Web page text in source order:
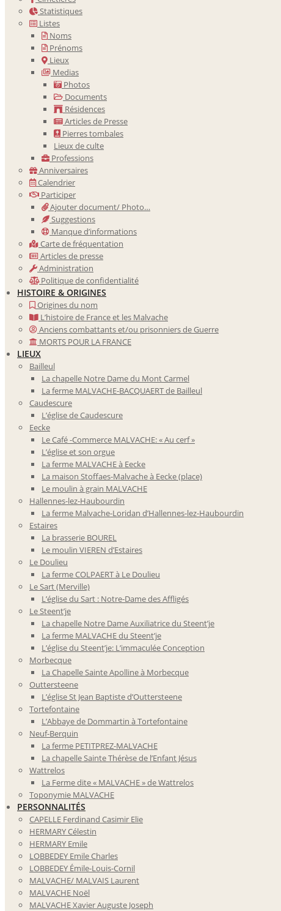
Statistiques
Listes
Noms
Prénoms
Lieux
Medias
Photos
Documents
Résidences
Articles de Presse
Pierres tombales
Lieux de culte
Professions
Anniversaires
Calendrier
Participer
Ajouter document/ Photo…
Suggestions
Manque d’informations
Carte de fréquentation
Articles de presse
Administration
Politique de confidentialité
HISTOIRE & ORIGINES
Origines du nom
L’histoire de France et les Malvache
Anciens combattants et/ou prisonniers de Guerre
MORTS POUR LA FRANCE
LIEUX
Bailleul
La chapelle Notre Dame du Mont Carmel
La ferme MALVACHE-BACQUAERT de Bailleul
Caudescure
L’église de Caudescure
Eecke
Le Café -Commerce MALVACHE: « Au cerf »
L’église et son orgue
La ferme MALVACHE à Eecke
La maison Stoffaes-Malvache à Eecke (place)
Le moulin à grain MALVACHE
Hallennes-lez-Haubourdin
La ferme Malvache-Loridan d’Hallennes-lez-Haubourdin
Estaires
La brasserie BOUREL
Le moulin VIEREN d’Estaires
Le Doulieu
La ferme COLPAERT à Le Doulieu
Le Sart (Merville)
L’église du Sart : Notre-Dame des Affligés
Le Steent’je
La chapelle Notre Dame Auxiliatrice du Steent’je
La ferme MALVACHE du Steent’je
L’église du Steent’je: L’immaculée Conception
Morbecque
La Chapelle Sainte Apolline à Morbecque
Outtersteene
L’église St Jean Baptiste d’Outtersteene
Tortefontaine
L’Abbaye de Dommartin à Tortefontaine
Neuf-Berquin
La ferme PETITPREZ-MALVACHE
La chapelle Sainte Thérèse de l’Enfant Jésus
Wattrelos
La Ferme dite « MALVACHE » de Wattrelos
Toponymie MALVACHE
PERSONNALITÉS
CAPELLE Ferdinand Casimir Elie
HERMARY Célestin
HERMARY Emile
LOBBEDEY Emile Charles
LOBBEDEY Émile-Louis-Cornil
MALVACHE/ MALVAIS Laurent
MALVACHE Noël
MALVACHE Xavier Auguste Joseph